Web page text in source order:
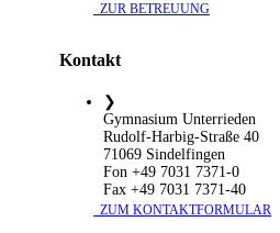
​ ZUR BETREUUNG
Kontakt
❯
Gymnasium Unterrieden
Rudolf-Harbig-Straße 40
71069 Sindelfingen
Fon +49 7031 7371-0
Fax +49 7031 7371-40
​ ZUM KONTAKTFORMULAR